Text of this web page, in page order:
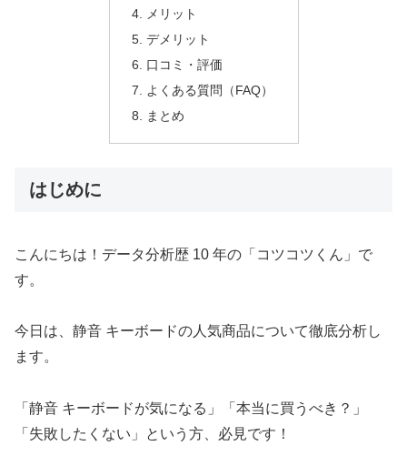
メリット
デメリット
口コミ・評価
よくある質問（FAQ）
まとめ
はじめに
こんにちは！データ分析歴 10 年の「コツコツくん」で
す。
今日は、静音 キーボードの人気商品について徹底分析し
ます。
「静音 キーボードが気になる」「本当に買うべき？」
「失敗したくない」という方、必見です！